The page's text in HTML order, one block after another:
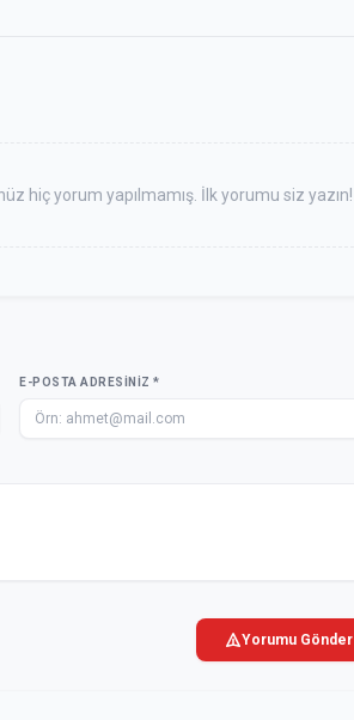
hiç yorum yapılmamış. İlk yorumu siz yazın!
E-POSTA ADRESINIZ *
Yorumu Gönder